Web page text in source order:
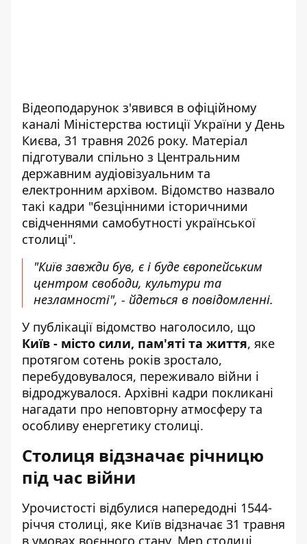
Відеоподарунок з'явився в офіційному
каналі Міністерства юстиції України у День
Києва, 31 травня 2026 року. Матеріал
підготували спільно з Центральним
державним аудіовізуальним та
електронним архівом. Відомство назвало
такі кадри "безцінними історичними
свідченнями самобутності української
столиці".
"Київ завжди був, є і буде європейським
центром свободи, культури та
незламності", - йдеться в повідомленні.
У публікації відомство наголосило, що
Київ - місто сили, пам'яті та життя, яке
протягом сотень років зростало,
перебудовувалося, переживало війни і
відроджувалося. Архівні кадри покликані
нагадати про неповторну атмосферу та
особливу енергетику столиці.
Столиця відзначає річницю
під час війни
Урочистості відбулися напередодні 1544-
річчя столиці, яке Київ відзначає 31 травня
в умовах воєнного стану. Мер столиці